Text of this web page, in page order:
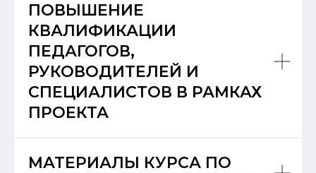
ПОВЫШЕНИЕ
КВАЛИФИКАЦИИ
ПЕДАГОГОВ,
РУКОВОДИТЕЛЕЙ И
СПЕЦИАЛИСТОВ В РАМКАХ
ПРОЕКТА
МАТЕРИАЛЫ КУРСА ПО